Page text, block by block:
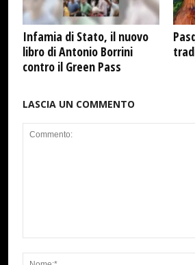
Infamia di Stato, il nuovo
libro di Antonio Borrini
contro il Green Pass
LASCIA UN COMMENTO